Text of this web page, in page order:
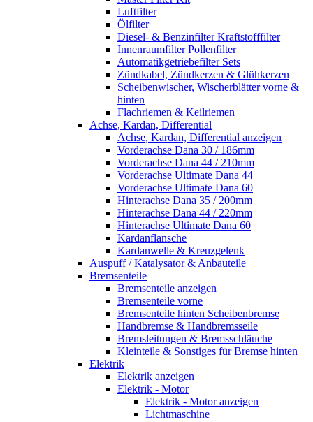
Luftfilter
Ölfilter
Diesel- & Benzinfilter Kraftstofffilter
Innenraumfilter Pollenfilter
Automatikgetriebefilter Sets
Zündkabel, Zündkerzen & Glühkerzen
Scheibenwischer, Wischerblätter vorne &
hinten
Flachriemen & Keilriemen
Achse, Kardan, Differential
Achse, Kardan, Differential anzeigen
Vorderachse Dana 30 / 186mm
Vorderachse Dana 44 / 210mm
Vorderachse Ultimate Dana 44
Vorderachse Ultimate Dana 60
Hinterachse Dana 35 / 200mm
Hinterachse Dana 44 / 220mm
Hinterachse Ultimate Dana 60
Kardanflansche
Kardanwelle & Kreuzgelenk
Auspuff / Katalysator & Anbauteile
Bremsenteile
Bremsenteile anzeigen
Bremsenteile vorne
Bremsenteile hinten Scheibenbremse
Handbremse & Handbremsseile
Bremsleitungen & Bremsschläuche
Kleinteile & Sonstiges für Bremse hinten
Elektrik
Elektrik anzeigen
Elektrik - Motor
Elektrik - Motor anzeigen
Lichtmaschine